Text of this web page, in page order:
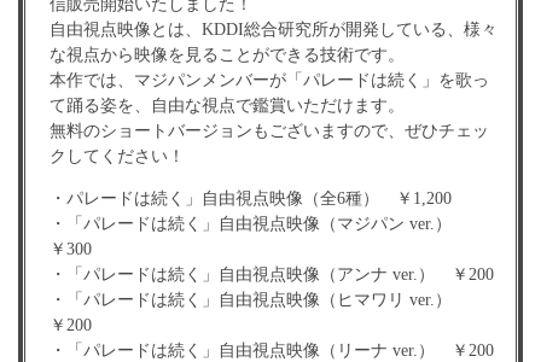
信販売開始いたしました！
自由視点映像とは、KDDI総合研究所が開発している、様々
な視点から映像を見ることができる技術です。
本作では、マジパンメンバーが「パレードは続く」を歌っ
て踊る姿を、自由な視点で鑑賞いただけます。
無料のショートバージョンもございますので、ぜひチェッ
クしてください！
・パレードは続く」自由視点映像（全6種） ￥1,200
・「パレードは続く」自由視点映像（マジパン ver.）
￥300
・「パレードは続く」自由視点映像（アンナ ver.） ￥200
・「パレードは続く」自由視点映像（ヒマワリ ver.）
￥200
・「パレードは続く」自由視点映像（リーナ ver.） ￥200